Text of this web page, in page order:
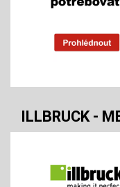
ILLBRUCK -